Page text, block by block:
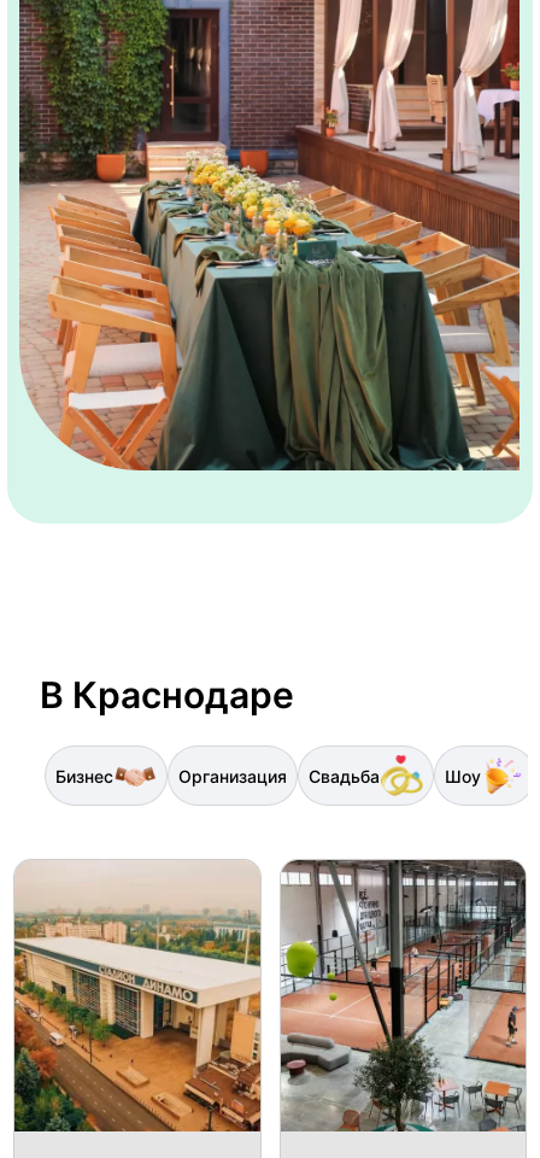
В Краснодаре
Бизнес Организация Свадьба Шоу